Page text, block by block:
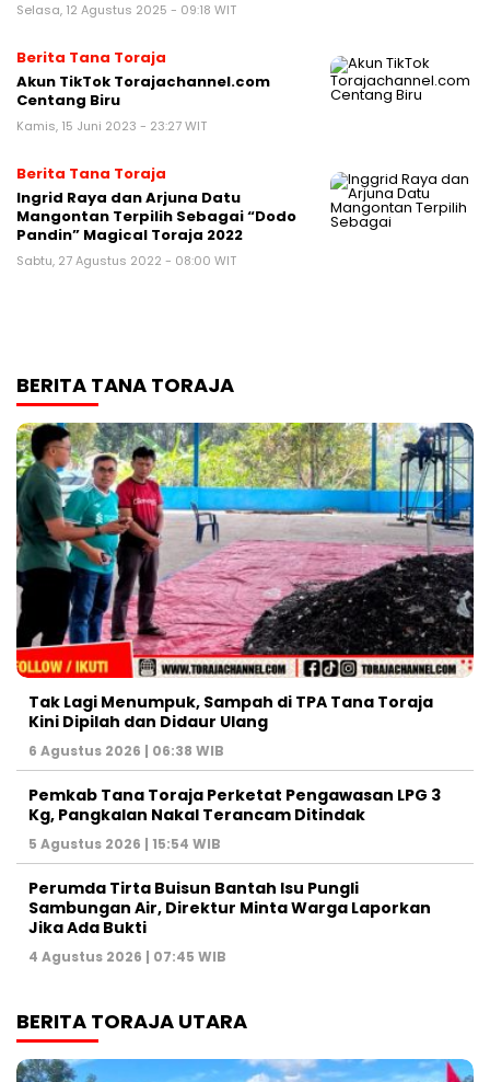
Selasa, 12 Agustus 2025 - 09:18 WIT
Berita Tana Toraja
Akun TikTok Torajachannel.com
Centang Biru
Kamis, 15 Juni 2023 - 23:27 WIT
Berita Tana Toraja
Ingrid Raya dan Arjuna Datu
Mangontan Terpilih Sebagai “Dodo
Pandin” Magical Toraja 2022
Sabtu, 27 Agustus 2022 - 08:00 WIT
BERITA TANA TORAJA
Tak Lagi Menumpuk, Sampah di TPA Tana Toraja
Kini Dipilah dan Didaur Ulang
6 Agustus 2026 | 06:38 WIB
Pemkab Tana Toraja Perketat Pengawasan LPG 3
Kg, Pangkalan Nakal Terancam Ditindak
5 Agustus 2026 | 15:54 WIB
Perumda Tirta Buisun Bantah Isu Pungli
Sambungan Air, Direktur Minta Warga Laporkan
Jika Ada Bukti
4 Agustus 2026 | 07:45 WIB
BERITA TORAJA UTARA